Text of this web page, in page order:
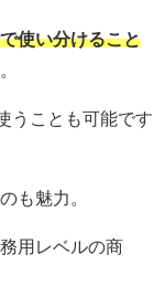
使い分けること
うことも可能です
も魅力。
用レベルの商